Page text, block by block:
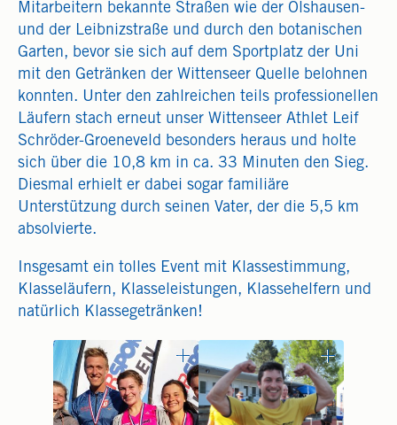
Mitarbeitern bekannte Straßen wie der Olshausen-
und der Leibnizstraße und durch den botanischen
Garten, bevor sie sich auf dem Sportplatz der Uni
mit den Getränken der Wittenseer Quelle belohnen
konnten. Unter den zahlreichen teils professionellen
Läufern stach erneut unser Wittenseer Athlet Leif
Schröder-Groeneveld besonders heraus und holte
sich über die 10,8 km in ca. 33 Minuten den Sieg.
Diesmal erhielt er dabei sogar familiäre
Unterstützung durch seinen Vater, der die 5,5 km
absolvierte.
Insgesamt ein tolles Event mit Klassestimmung,
Klasseläufern, Klasseleistungen, Klassehelfern und
natürlich Klassegetränken!